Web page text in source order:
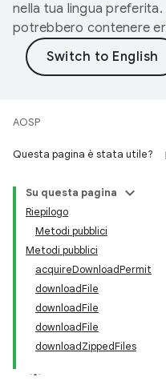
nella tua lingua
potrebbero contenere
AOSP
Questa pagina è stata utile?
Su questa pagina
Riepilogo
Metodi pubblici
Metodi pubblici
acquireDownloadPermit
downloadFile
downloadFile
downloadFile
downloadZippedFiles